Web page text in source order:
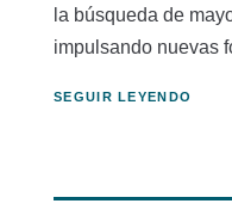
la búsqueda de
impulsando nuevas
SEGUIR LEYENDO